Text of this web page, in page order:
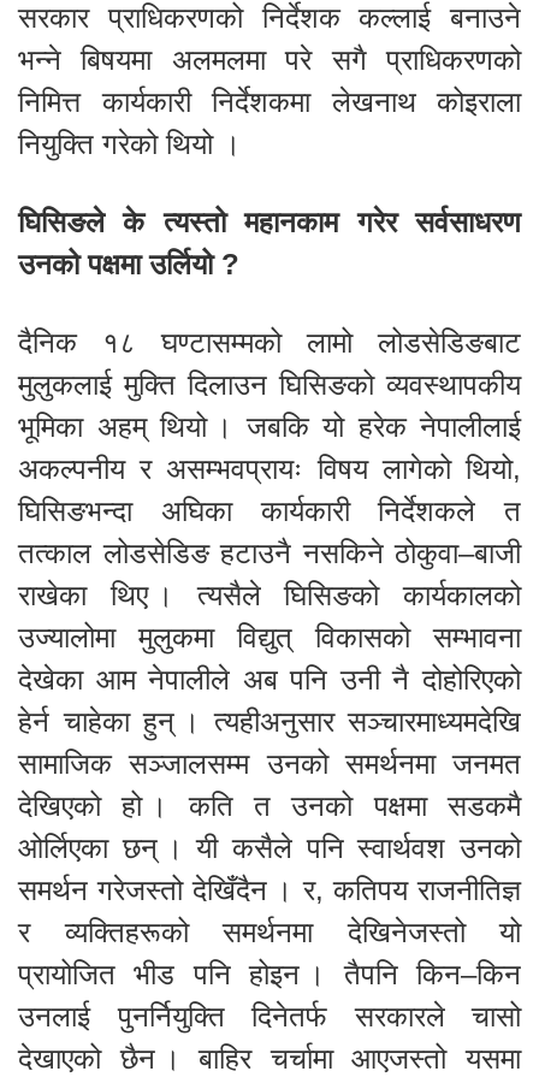
सरकार प्राधिकरणको निर्देशक कल्लाई बनाउने
भन्ने बिषयमा अलमलमा परे सगै प्राधिकरणको
निमित्त कार्यकारी निर्देशकमा लेखनाथ कोइराला
नियुक्ति गरेको थियो ।
घिसिङले के त्यस्तो महानकाम गरेर सर्वसाधरण
उनको पक्षमा उर्लियो ?
दैनिक १८ घण्टासम्मको लामो लोडसेडिङबाट
मुलुकलाई मुक्ति दिलाउन घिसिङको व्यवस्थापकीय
भूमिका अहम् थियो । जबकि यो हरेक नेपालीलाई
अकल्पनीय र असम्भवप्रायः विषय लागेको थियो,
घिसिङभन्दा अघिका कार्यकारी निर्देशकले त
तत्काल लोडसेडिङ हटाउनै नसकिने ठोकुवा–बाजी
राखेका थिए । त्यसैले घिसिङको कार्यकालको
उज्यालोमा मुलुकमा विद्युत् विकासको सम्भावना
देखेका आम नेपालीले अब पनि उनी नै दोहोरिएको
हेर्न चाहेका हुन् । त्यहीअनुसार सञ्चारमाध्यमदेखि
सामाजिक सञ्जालसम्म उनको समर्थनमा जनमत
देखिएको हो । कति त उनको पक्षमा सडकमै
ओर्लिएका छन् । यी कसैले पनि स्वार्थवश उनको
समर्थन गरेजस्तो देखिँदैन । र, कतिपय राजनीतिज्ञ
र व्यक्तिहरूको समर्थनमा देखिनेजस्तो यो
प्रायोजित भीड पनि होइन । तैपनि किन–किन
उनलाई पुनर्नियुक्ति दिनेतर्फ सरकारले चासो
देखाएको छैन । बाहिर चर्चामा आएजस्तो यसमा